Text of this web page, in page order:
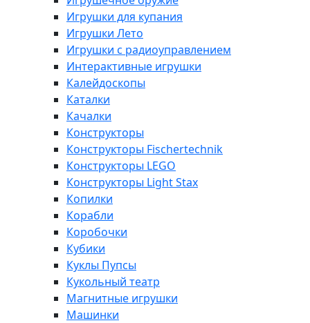
Игрушки для купания
Игрушки Лето
Игрушки с радиоуправлением
Интерактивные игрушки
Калейдоскопы
Каталки
Качалки
Конструкторы
Конструкторы Fisсhertechnik
Конструкторы LEGO
Конструкторы Light Stax
Копилки
Корабли
Коробочки
Кубики
Куклы Пупсы
Кукольный театр
Магнитные игрушки
Машинки